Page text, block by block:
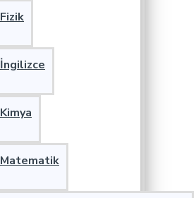
Fizik
İngilizce
Kimya
Matematik